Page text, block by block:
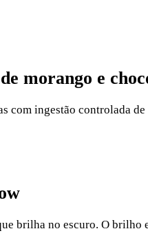
morango e
ingestão controlada
brilha no escuro. O brilho